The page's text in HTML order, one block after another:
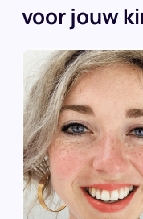
voor jouw